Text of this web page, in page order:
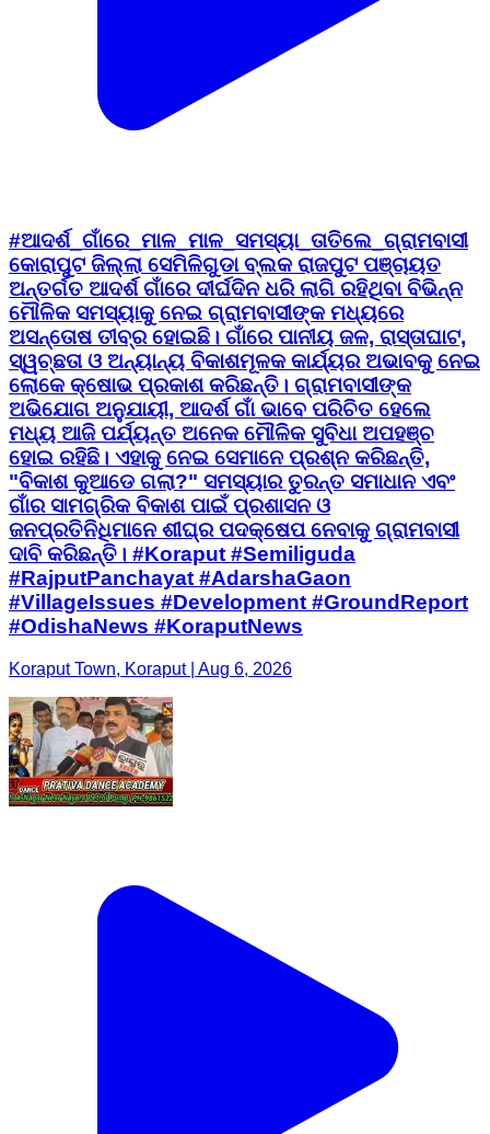
#ଆଦର୍ଶ_ଗାଁରେ_ମାଳ_ମାଳ_ସମସ୍ୟା_ତାତିଲେ_ଗ୍ରାମବାସୀ
କୋରାପୁଟ ଜିଲ୍ଲା ସେମିଳିଗୁଡା ବ୍ଲକ ରାଜପୁଟ ପଞ୍ଚାୟତ
ଅନ୍ତର୍ଗତ ଆଦର୍ଶ ଗାଁରେ ଦୀର୍ଘଦିନ ଧରି ଲାଗି ରହିଥିବା ବିଭିନ୍ନ
ମୌଳିକ ସମସ୍ୟାକୁ ନେଇ ଗ୍ରାମବାସୀଙ୍କ ମଧ୍ୟରେ
ଅସନ୍ତୋଷ ତୀବ୍ର ହୋଇଛି। ଗାଁରେ ପାନୀୟ ଜଳ, ରାସ୍ତାଘାଟ,
ସ୍ୱଚ୍ଛତା ଓ ଅନ୍ୟାନ୍ୟ ବିକାଶମୂଳକ କାର୍ଯ୍ୟର ଅଭାବକୁ ନେଇ
ଲୋକେ କ୍ଷୋଭ ପ୍ରକାଶ କରିଛନ୍ତି। ଗ୍ରାମବାସୀଙ୍କ
ଅଭିଯୋଗ ଅନୁଯାୟୀ, ଆଦର୍ଶ ଗାଁ ଭାବେ ପରିଚିତ ହେଲେ
ମଧ୍ୟ ଆଜି ପର୍ଯ୍ୟନ୍ତ ଅନେକ ମୌଳିକ ସୁବିଧା ଅପହଞ୍ଚ
ହୋଇ ରହିଛି। ଏହାକୁ ନେଇ ସେମାନେ ପ୍ରଶ୍ନ କରିଛନ୍ତି,
"ବିକାଶ କୁଆଡେ ଗଲା?" ସମସ୍ୟାର ତୁରନ୍ତ ସମାଧାନ ଏବଂ
ଗାଁର ସାମଗ୍ରିକ ବିକାଶ ପାଇଁ ପ୍ରଶାସନ ଓ
ଜନପ୍ରତିନିଧିମାନେ ଶୀଘ୍ର ପଦକ୍ଷେପ ନେବାକୁ ଗ୍ରାମବାସୀ
ଦାବି କରିଛନ୍ତି। #Koraput #Semiliguda
#RajputPanchayat #AdarshaGaon
#VillageIssues #Development #GroundReport
#OdishaNews #KoraputNews
Koraput Town, Koraput | Aug 6, 2026